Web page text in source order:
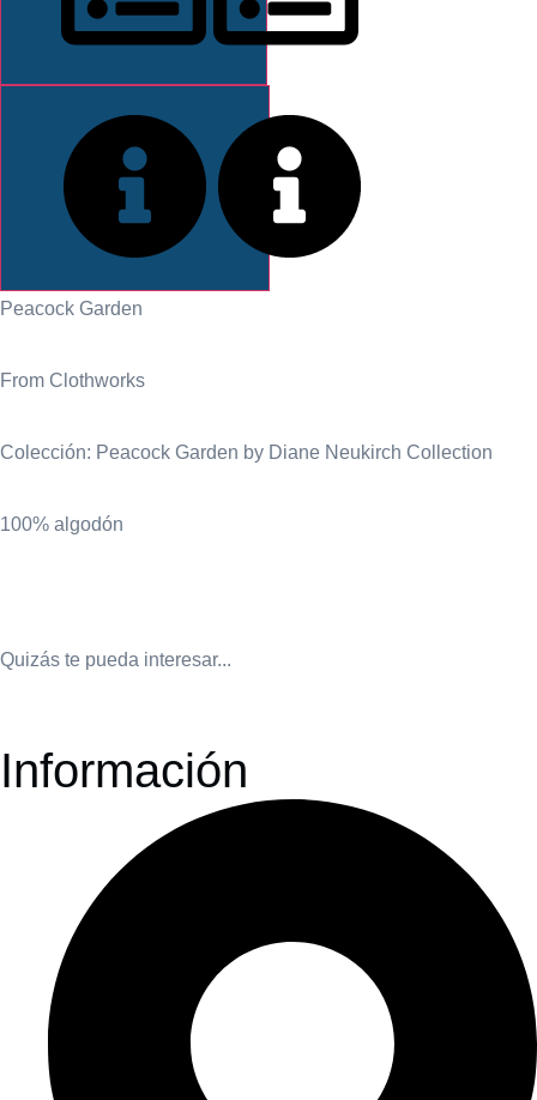
Peacock Garden
From Clothworks
Colección: Peacock Garden by Diane Neukirch Collection
100% algodón
Quizás te pueda interesar...
Información